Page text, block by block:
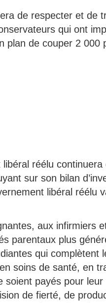
de respecter et de
qui ont
plan de couper 2 000
réélu
sur son bilan
libéral réélu
aux infirmiers
parentaux plus
qui complètent
soins de santé, en
soient payés pour
de fierté, de